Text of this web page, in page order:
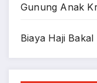
Gunung Anak
Biaya Haji